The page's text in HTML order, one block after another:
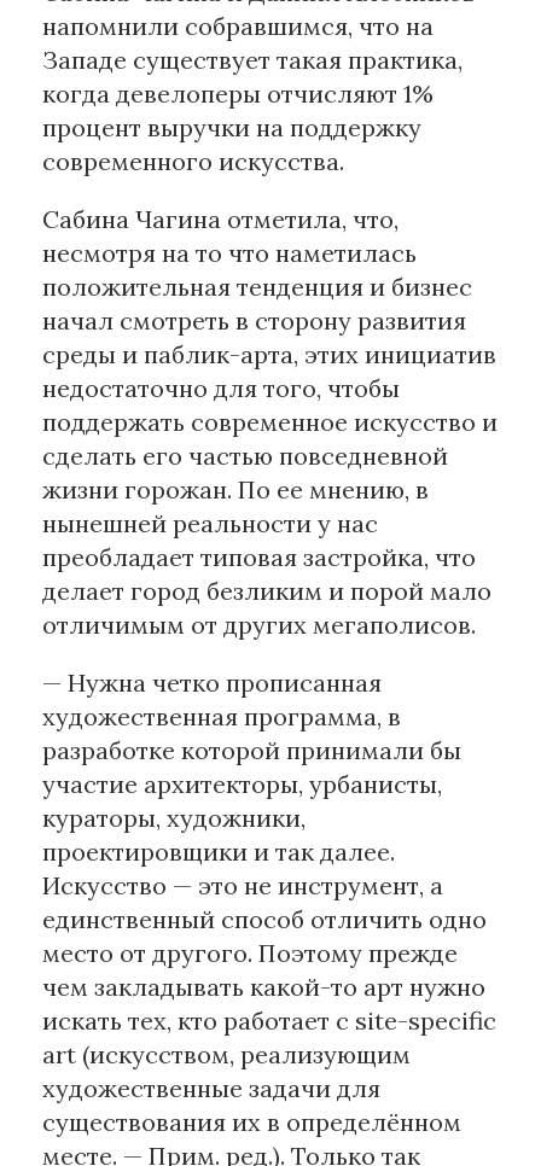
напомнили собравшимся, что на
Западе существует такая практика,
когда девелоперы отчисляют 1%
процент выручки на поддержку
современного искусства.
Сабина Чагина отметила, что,
несмотря на то что наметилась
положительная тенденция и бизнес
начал смотреть в сторону развития
среды и паблик-арта, этих инициатив
недостаточно для того, чтобы
поддержать современное искусство и
сделать его частью повседневной
жизни горожан. По ее мнению, в
нынешней реальности у нас
преобладает типовая застройка, что
делает город безликим и порой мало
отличимым от других мегаполисов.
— Нужна четко прописанная
художественная программа, в
разработке которой принимали бы
участие архитекторы, урбанисты,
кураторы, художники,
проектировщики и так далее.
Искусство — это не инструмент, а
единственный способ отличить одно
место от другого. Поэтому прежде
чем закладывать какой-то арт нужно
искать тех, кто работает c site-specific
art (искусством, реализующим
художественные задачи для
существования их в определённом
месте. — Прим. ред.). Только так